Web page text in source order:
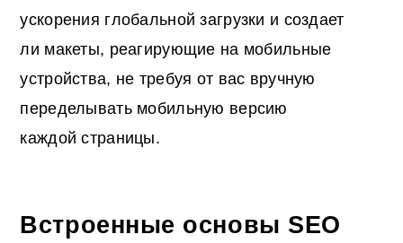
ускорения глобальной загрузки и создает
ли макеты, реагирующие на мобильные
устройства, не требуя от вас вручную
переделывать мобильную версию
каждой страницы.
Встроенные основы SEO